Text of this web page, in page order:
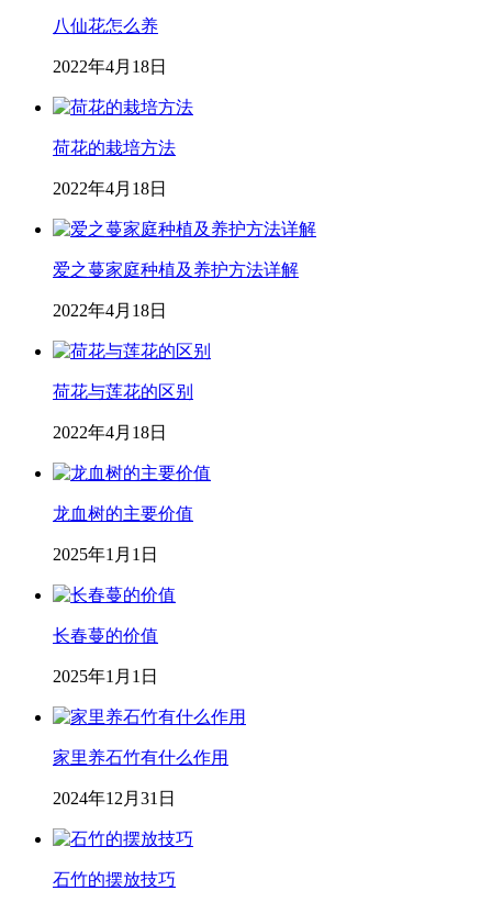
八仙花怎么养
2022年4月18日
荷花的栽培方法
2022年4月18日
爱之蔓家庭种植及养护方法详解
2022年4月18日
荷花与莲花的区别
2022年4月18日
龙血树的主要价值
2025年1月1日
长春蔓的价值
2025年1月1日
家里养石竹有什么作用
2024年12月31日
石竹的摆放技巧